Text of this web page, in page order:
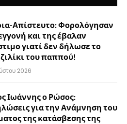
Απίστευτο: Φορολόγησαν
και της έβαλαν
γιατί δεν δήλωσε το
του παππού!
2026
Ιωάννης ο Ρώσος:
για την Ανάμνηση του
της κατάσβεσης της